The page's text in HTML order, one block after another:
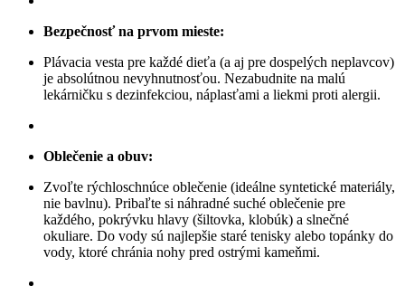
Bezpečnosť na prvom mieste:
Plávacia vesta pre každé dieťa (a aj pre dospelých neplavcov)
je absolútnou nevyhnutnosťou. Nezabudnite na malú
lekárničku s dezinfekciou, náplasťami a liekmi proti alergii.
Oblečenie a obuv:
Zvoľte rýchloschnúce oblečenie (ideálne syntetické materiály,
nie bavlnu). Pribaľte si náhradné suché oblečenie pre
každého, pokrývku hlavy (šiltovka, klobúk) a slnečné
okuliare. Do vody sú najlepšie staré tenisky alebo topánky do
vody, ktoré chránia nohy pred ostrými kameňmi.